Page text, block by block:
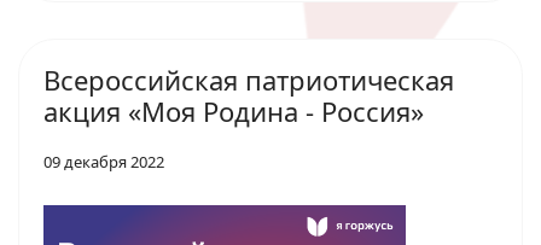
Всероссийская патриотическая
акция «Моя Родина - Россия»
09 декабря 2022